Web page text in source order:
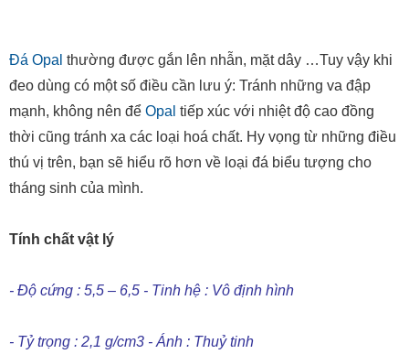
Đá Opal thường được gắn lên nhẫn, mặt dây …Tuy vậy khi
đeo dùng có một số điều cần lưu ý: Tránh những va đập
mạnh, không nên để Opal tiếp xúc với nhiệt độ cao đồng
thời cũng tránh xa các loại hoá chất. Hy vọng từ những điều
thú vị trên, bạn sẽ hiểu rõ hơn về loại đá biểu tượng cho
tháng sinh của mình.
Tính chất vật lý
- Độ cứng : 5,5 – 6,5 - Tinh hệ : Vô định hình
- Tỷ trọng : 2,1 g/cm3 - Ánh : Thuỷ tinh